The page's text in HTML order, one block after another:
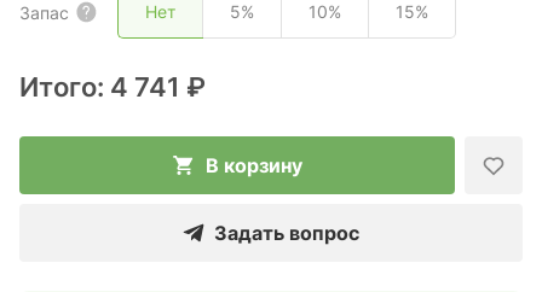
Запас Нет 5% 10% 15%
Итого: 4 741 ₽
В корзину
Задать вопрос